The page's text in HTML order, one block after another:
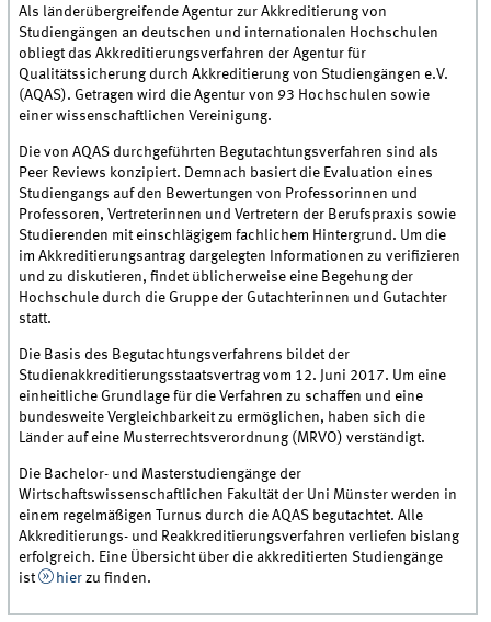
Als länderübergreifende Agentur zur Akkreditierung von
Studiengängen an deutschen und internationalen Hochschulen
obliegt das Akkreditierungsverfahren der Agentur für
Qualitätssicherung durch Akkreditierung von Studiengängen e.V.
(AQAS). Getragen wird die Agentur von 93 Hochschulen sowie
einer wissenschaftlichen Vereinigung.
Die von AQAS durchgeführten Begutachtungsverfahren sind als
Peer Reviews konzipiert. Demnach basiert die Evaluation eines
Studiengangs auf den Bewertungen von Professorinnen und
Professoren, Vertreterinnen und Vertretern der Berufspraxis sowie
Studierenden mit einschlägigem fachlichem Hintergrund. Um die
im Akkreditierungsantrag dargelegten Informationen zu verifizieren
und zu diskutieren, findet üblicherweise eine Begehung der
Hochschule durch die Gruppe der Gutachterinnen und Gutachter
statt.
Die Basis des Begutachtungsverfahrens bildet der
Studienakkreditierungsstaatsvertrag vom 12. Juni 2017. Um eine
einheitliche Grundlage für die Verfahren zu schaffen und eine
bundesweite Vergleichbarkeit zu ermöglichen, haben sich die
Länder auf eine Musterrechtsverordnung (MRVO) verständigt.
Die Bachelor- und Masterstudiengänge der
Wirtschaftswissenschaftlichen Fakultät der Uni Münster werden in
einem regelmäßigen Turnus durch die AQAS begutachtet. Alle
Akkreditierungs- und Reakkreditierungsverfahren verliefen bislang
erfolgreich. Eine Übersicht über die akkreditierten Studiengänge
ist
hier zu finden.